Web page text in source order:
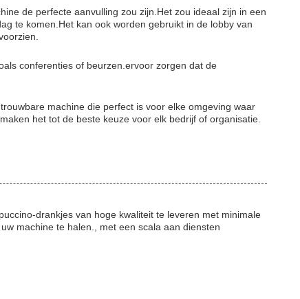
de perfecte aanvulling zou zijn.Het zou ideaal zijn in een
te komen.Het kan ook worden gebruikt in de lobby van
conferenties of beurzen.ervoor zorgen dat de
machine die perfect is voor elke omgeving waar
het tot de beste keuze voor elk bedrijf of organisatie.
drankjes van hoge kwaliteit te leveren met minimale
machine te halen., met een scala aan diensten